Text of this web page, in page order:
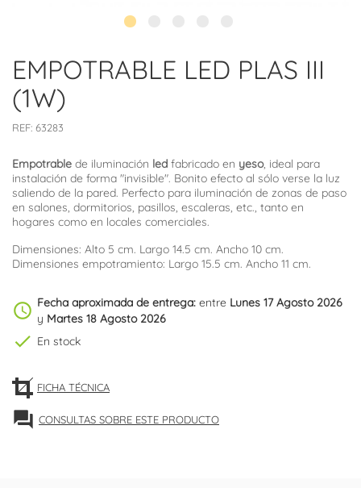
EMPOTRABLE LED PLAS III
(1W)
REF: 63283
Empotrable de iluminación led fabricado en yeso, ideal para
instalación de forma "invisible". Bonito efecto al sólo verse la luz
saliendo de la pared. Perfecto para iluminación de zonas de paso
en salones, dormitorios, pasillos, escaleras, etc., tanto en
hogares como en locales comerciales.
Dimensiones: Alto 5 cm. Largo 14.5 cm. Ancho 10 cm.
Dimensiones empotramiento: Largo 15.5 cm. Ancho 11 cm.
schedule Fecha aproximada de entrega: entre Lunes 17 Agosto 2026
y Martes 18 Agosto 2026
check En stock
FICHA TÉCNICA
forum CONSULTAS SOBRE ESTE PRODUCTO